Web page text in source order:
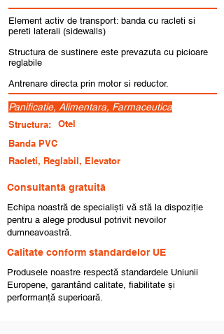
Element activ de transport: banda cu racleti si
pereti laterali (sidewalls)
Structura de sustinere este prevazuta cu picioare
reglabile
Antrenare directa prin motor si reductor.
Panificatie, Alimentara, Farmaceutica
Structura:
Otel
Banda PVC
Racleti, Reglabil, Elevator
Consultantă gratuită
Echipa noastră de specialiști vă stă la dispoziție
pentru a alege produsul potrivit nevoilor
dumneavoastră.
Calitate conform standardelor UE
Produsele noastre respectă standardele Uniunii
Europene, garantând calitate, fiabilitate și
performanță superioară.